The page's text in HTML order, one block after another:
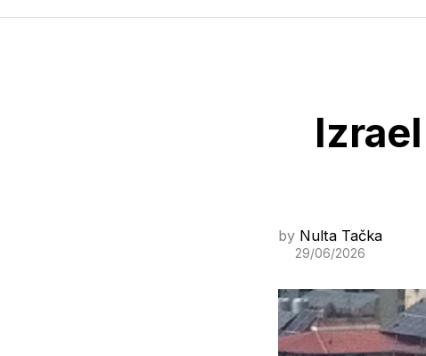
by Nulta Tačka
29/06/2026